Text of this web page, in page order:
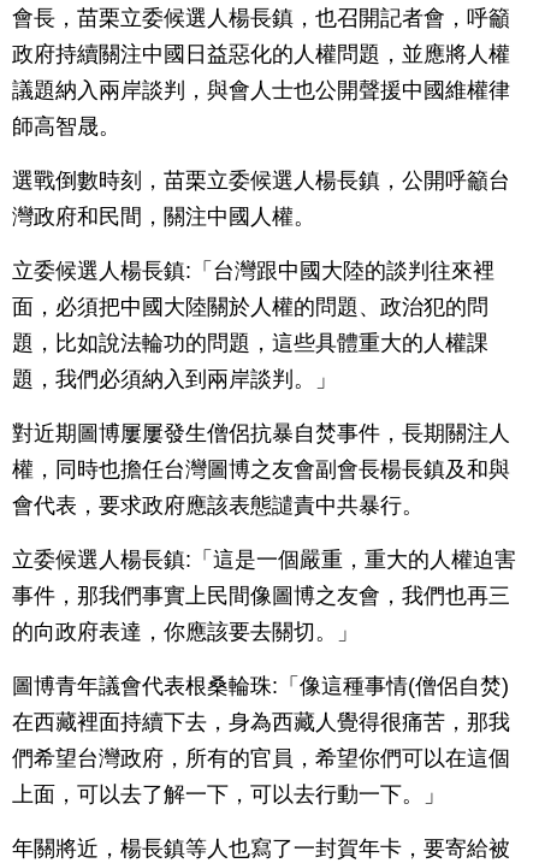
會長，苗栗立委候選人楊長鎮，也召開記者會，呼籲
政府持續關注中國日益惡化的人權問題，並應將人權
議題納入兩岸談判，與會人士也公開聲援中國維權律
師高智晟。
選戰倒數時刻，苗栗立委候選人楊長鎮，公開呼籲台
灣政府和民間，關注中國人權。
立委候選人楊長鎮:「台灣跟中國大陸的談判往來裡
面，必須把中國大陸關於人權的問題、政治犯的問
題，比如說法輪功的問題，這些具體重大的人權課
題，我們必須納入到兩岸談判。」
對近期圖博屢屢發生僧侶抗暴自焚事件，長期關注人
權，同時也擔任台灣圖博之友會副會長楊長鎮及和與
會代表，要求政府應該表態譴責中共暴行。
立委候選人楊長鎮:「這是一個嚴重，重大的人權迫害
事件，那我們事實上民間像圖博之友會，我們也再三
的向政府表達，你應該要去關切。」
圖博青年議會代表根桑輪珠:「像這種事情(僧侶自焚)
在西藏裡面持續下去，身為西藏人覺得很痛苦，那我
們希望台灣政府，所有的官員，希望你們可以在這個
上面，可以去了解一下，可以去行動一下。」
年關將近，楊長鎮等人也寫了一封賀年卡，要寄給被